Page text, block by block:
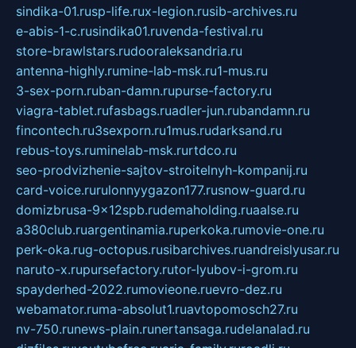
sindika-01.rusp-life.rux-legion.rusib-archives.ru
e-abis-1-c.rusindika01.ruvenda-festival.ru
store-brawlstars.rudooraleksandria.ru
antenna-highly.rumine-lab-msk.ru1-mus.ru
3-sex-porn.ruban-damn.rupurse-factory.ru
viagra-tablet.rufasbags.ruadler-jun.rubandamn.ru
fincontech.ru3sexporn.ru1mus.rudarksand.ru
rebus-toys.ruminelab-msk.rurtdco.ru
seo-prodvizhenie-sajtov-stroitelnyh-kompanij.ru
card-voice.rurulonnyygazon177.rusnow-guard.ru
domizbrusa-9x12spb.rudemaholding.ruaalse.ru
a380club.ruargentinamia.ruperkoka.rumovie-one.ru
perk-oka.rug-octopus.rusibarchives.ruandreislyusar.ru
naruto-x.rupursefactory.rutor-lyubov-i-grom.ru
spayderhed-2022.rumovieone.ruevro-dez.ru
webamator.ruma-absolut1.ruavtopomosch27.ru
nv-750.runews-plain.runertansaga.rudelanalad.ru